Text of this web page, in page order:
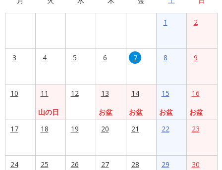
1 2
3 4 5 6 7 8 9
10
11
山の日
12
13
お盆
14
お盆
15
お盆
16
お盆
17
18 19 20 21 22 23
24 25 26 27 28 29 30